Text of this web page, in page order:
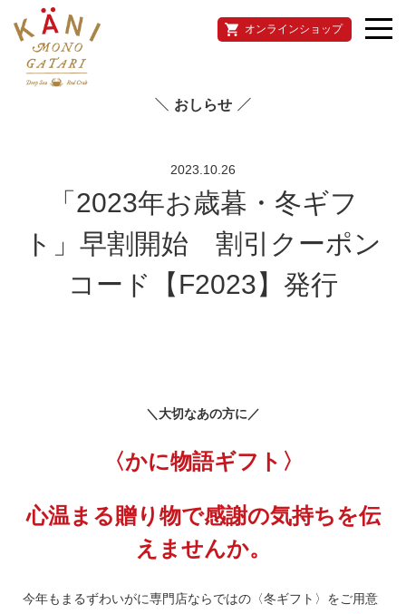
オンラインショップ
おしらせ
2023.10.26
「2023年お歳暮・冬ギフ
ト」早割開始 割引クーポン
コード【F2023】発行
＼大切なあの方に／
〈かに物語ギフト〉
心温まる贈り物で感謝の気持ちを伝
えませんか。
今年もまるずわいがに専門店ならではの〈冬ギフト〉をご用意